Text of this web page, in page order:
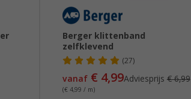
Berger klittenband
zelfklevend
(27)
vanaf€ 4,99Adviesprijs € 6,99
(€ 4,99 / m)